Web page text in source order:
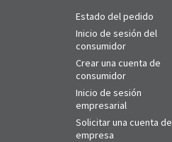
Estado del pedido
Inicio de sesión del
consumidor
Crear una cuenta de
consumidor
Inicio de sesión
empresarial
Solicitar una cuenta de
empresa